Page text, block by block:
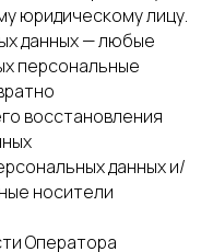
юридическому лицу.
данных — любые
персональные
восстановления
данных и/
носители
Оператора